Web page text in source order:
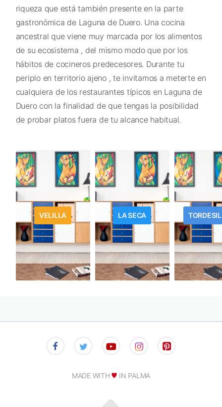
riqueza que está también presente en la parte
gastronómica de Laguna de Duero. Una cocina
ancestral que viene muy marcada por los alimentos
de su ecosistema , del mismo modo que por los
hábitos de cocineros predecesores. Durante tu
periplo en territorio ajeno , te invitamos a meterte en
cualquiera de los restaurantes típicos en Laguna de
Duero con la finalidad de que tengas la posibilidad
de probar platos fuera de tu alcance habitual.
VELILLA LA SECA
MADE WITH IN PALMA